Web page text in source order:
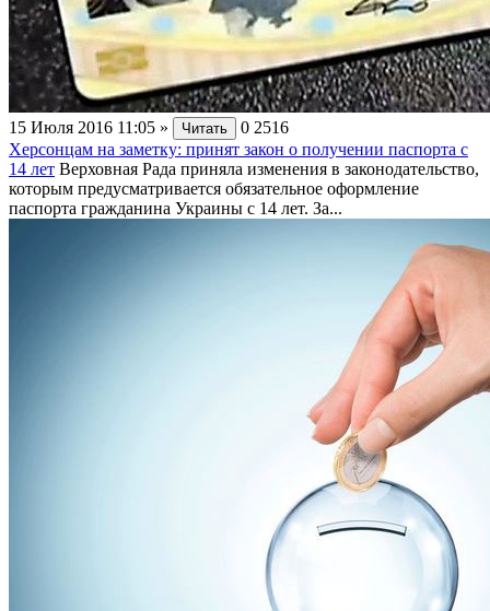
15 Июля 2016 11:05 » Читать 0 2516
Херсонцам на заметку: принят закон о получении паспорта с
14 лет Верховная Рада приняла изменения в законодательство,
которым предусматривается обязательное оформление
паспорта гражданина Украины с 14 лет. За...